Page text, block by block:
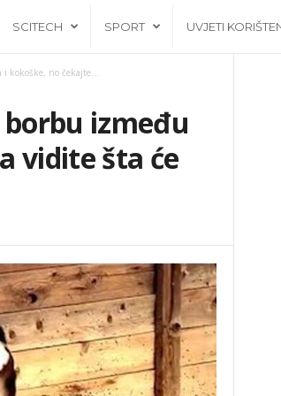
SCITECH SPORT UVJETI
kokoške, no čekajte...
između
vidite šta će